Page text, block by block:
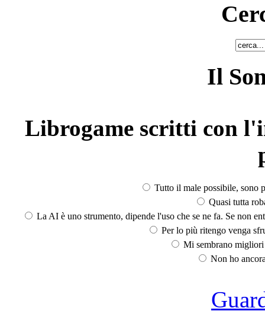
Il
Librogame scritti con
Tutto il male possibile, sono
Quasi tutta
La AI è uno strumento, dipende l'uso che se ne fa. Se non
Per lo più ritengo venga
Mi sembrano
Non ho